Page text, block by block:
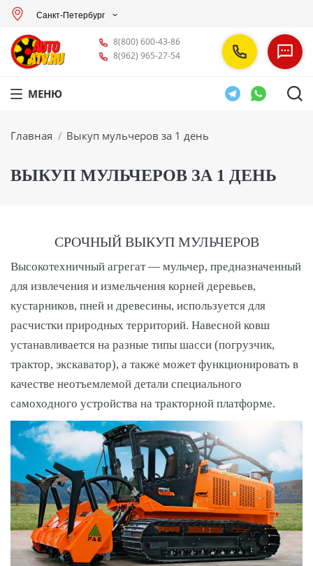
Санкт-Петербург
8(800) 600-43-86
8(962) 965-27-54
МЕНЮ
Вы здесь:
Главная Выкуп мульчеров за 1 день
ВЫКУП МУЛЬЧЕРОВ ЗА 1 ДЕНЬ
СРОЧНЫЙ ВЫКУП МУЛЬЧЕРОВ
Высокотехничный агрегат — мульчер, предназначенный
для извлечения и измельчения корней деревьев,
кустарников, пней и древесины, используется для
расчистки природных территорий. Навесной ковш
устанавливается на разные типы шасси (погрузчик,
трактор, экскаватор), а также может функционировать в
качестве неотъемлемой детали специального
самоходного устройства на тракторной платформе.